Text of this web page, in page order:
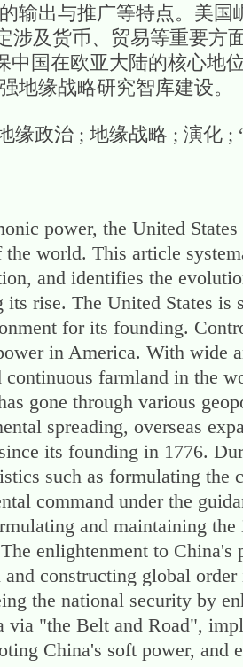
输出与推广等特点。美
涉及货币、贸易等重要方
中国在欧亚大陆的核心地
地缘战略研究智库建设。
缘政治 ; 地缘战略 ; 演化 ;
power, the United
world. This article
and identifies the
its rise. The United States is
for its founding.
in America. With wide
continuous farmland in the
gone through various
spreading, overseas
its founding in 1776.
such as formulating the
command under the
and maintaining
enlightenment to
constructing global
the national security by
via "the Belt and Road",
China's soft power,